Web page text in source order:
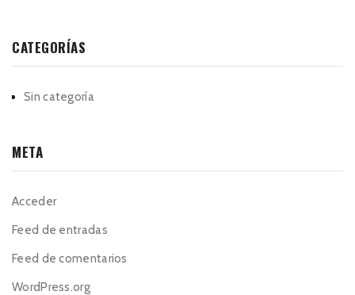
CATEGORÍAS
Sin categoría
META
Acceder
Feed de entradas
Feed de comentarios
WordPress.org